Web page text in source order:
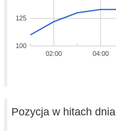
02:00 04:00
100
125
Pozycja w hitach dnia